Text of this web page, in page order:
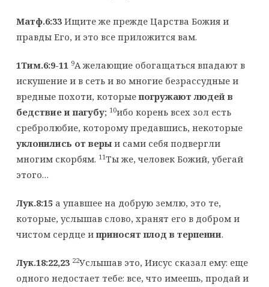
Матф.6:33Ищите же прежде Царства Божия и
правды Его, и это все приложится вам.
1Тим.6:9-11 9А желающие обогащаться впадают в
искушение и в сеть и во многие безрассудные и
вредные похоти, которыепогружают людей в
бедствие и пагубу; 10ибо корень всех зол есть
сребролюбие, которому предавшись, некоторые
уклонились от верыи сами себя подвергли
многим скорбям. 11Ты же, человек Божий, убегай
этого…
Лук.8:15а упавшее на добрую землю, это те,
которые, услышав слово, хранят его в добром и
чистом сердце иприносят плод в терпении.
Лук.18:22,23 22Услышав это, Иисус сказал ему: еще
одного недостает тебе: все, что имеешь, продай и